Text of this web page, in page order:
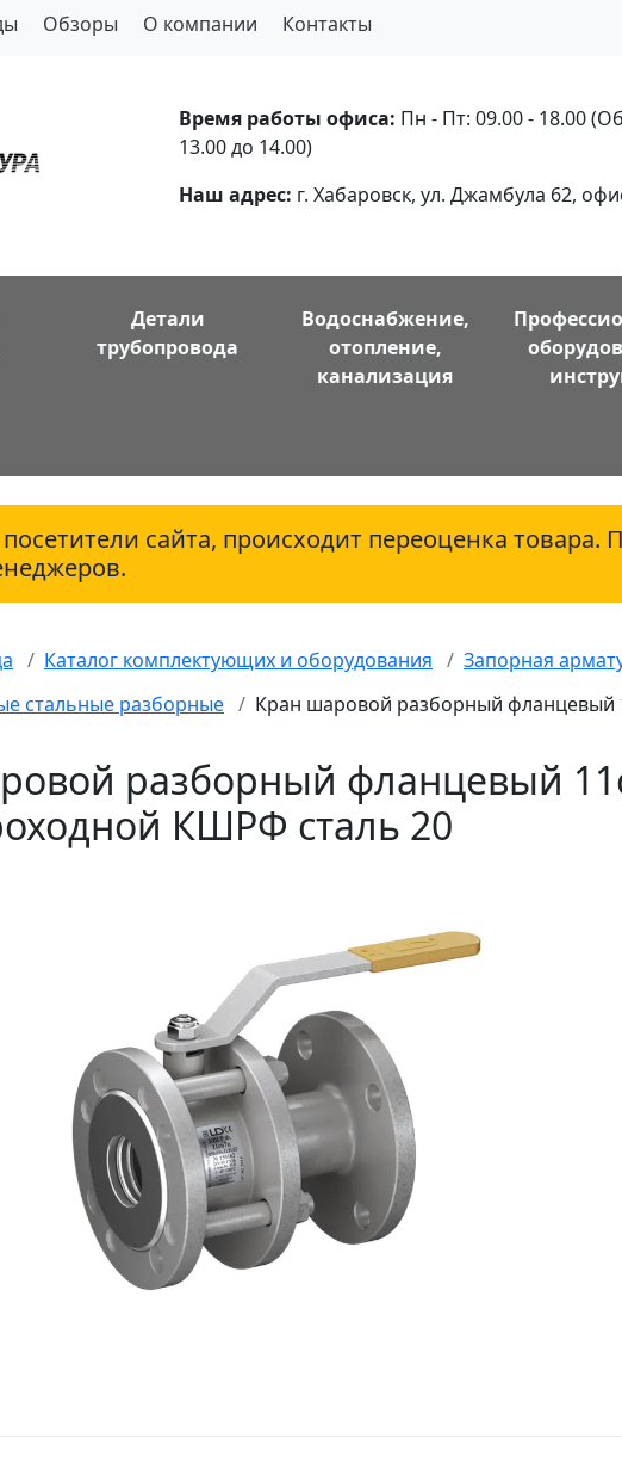
Обзоры О компании Контакты
Время работы офиса: Пн - Пт: 09.00 - 18.00
13.00 до 14.00)
Наш адрес: г. Хабаровск, ул. Джамбула 62,
Детали
трубопровода
Водоснабжение,
отопление,
канализация
сайта, происходит переоценка товара.
Каталог комплектующих и оборудования Запорная
стальные разборные
Кран шаровой разборный фланцевый
разборный фланцевый
КШРФ сталь 20